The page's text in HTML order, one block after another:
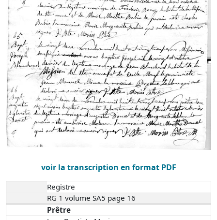
voir la transcription en format PDF
Registre
RG 1 volume SA5 page 16
Prêtre